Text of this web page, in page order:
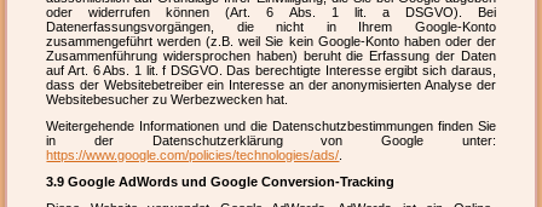
oder widerrufen können (Art. 6 Abs. 1 lit. a DSGVO). Bei
Datenerfassungsvorgängen, die nicht in Ihrem Google-Konto
zusammengeführt werden (z.B. weil Sie kein Google-Konto haben oder der
Zusammenführung widersprochen haben) beruht die Erfassung der Daten
auf Art. 6 Abs. 1 lit. f DSGVO. Das berechtigte Interesse ergibt sich daraus,
dass der Websitebetreiber ein Interesse an der anonymisierten Analyse der
Websitebesucher zu Werbezwecken hat.
Weitergehende Informationen und die Datenschutzbestimmungen finden Sie
in der Datenschutzerklärung von Google unter:
https://www.google.com/policies/technologies/ads/
3.9 Google AdWords und Google Conversion-Tracking